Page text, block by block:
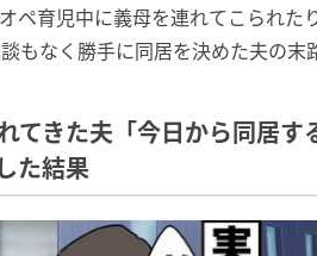
ペ育児中に義母を連れてこられ
もなく勝手に同居を決めた夫の末
てきた夫「今日から同居
た結果